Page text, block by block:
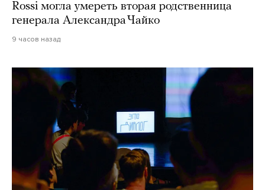
Rossi могла умереть вторая родственница
генерала Александра Чайко
9 часов назад